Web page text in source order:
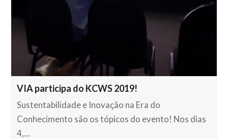
VIA participa do KCWS 2019!
Sustentabilidade e Inovação na Era do
Conhecimento são os tópicos do evento! Nos dias
4,…